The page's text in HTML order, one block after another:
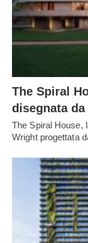
The Spiral
disegnata
The Spiral House,
Wright progettata